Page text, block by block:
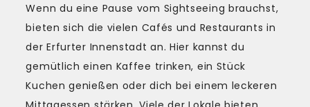
Wenn du eine Pause vom Sightseeing brauchst,
bieten sich die vielen Cafés und Restaurants in
der Erfurter Innenstadt an. Hier kannst du
gemütlich einen Kaffee trinken, ein Stück
Kuchen genießen oder dich bei einem leckeren